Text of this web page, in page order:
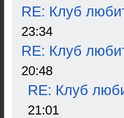
RE: Клуб
23:34
RE: Клуб
20:48
RE: Клуб
21:01